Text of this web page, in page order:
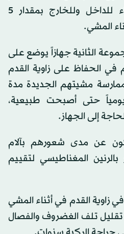
تعديل زاوية القدم، سواء للداخل وللخارج بمقدار 5
الثانية جهازاً يوضع على
الحفاظ على زاوية القدم
مشيتهم الجديدة مدة
يومياً حتى أصبحت طبيعية،
إلى الجهاز.
عن مدى شعورهم بآلام
المغناطيسي لتقييم
زاوية القدم في أثناء المشي
تلف الغضروف والفصال